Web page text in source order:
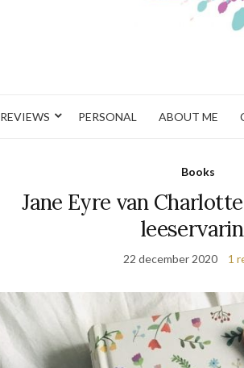
REVIEWS PERSONAL ABOUT ME
Books
Jane Eyre van
22 december 2020 1